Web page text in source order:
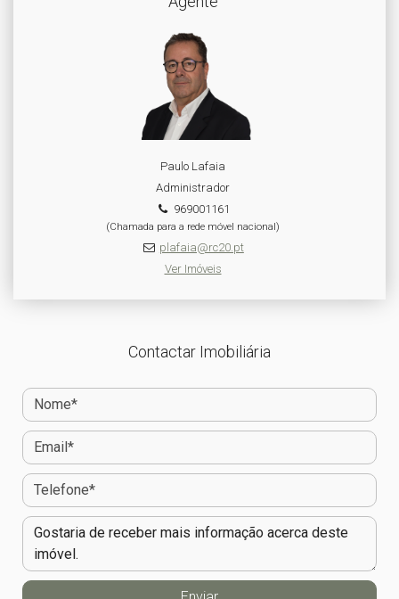
Paulo Lafaia
Administrador
969001161
(Chamada para a rede móvel nacional)
plafaia@rc20.pt
Ver Imóveis
Contactar Imobiliária